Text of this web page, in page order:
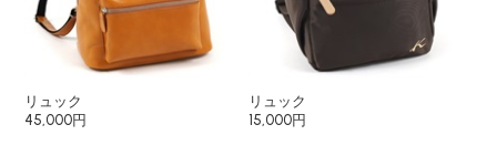
リュック
45,000円
リュック
15,000円